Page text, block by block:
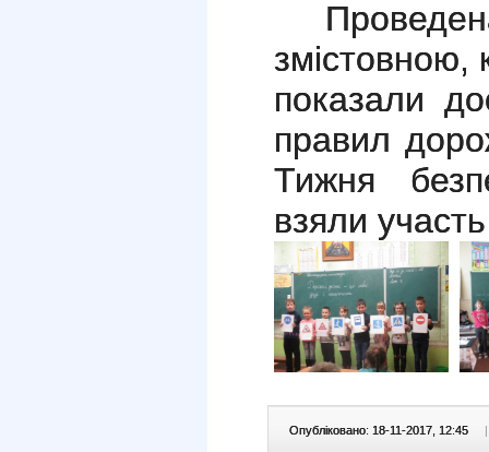
змістовною,
показали
правил
Тижня
взяли
Опубліковано: 18-11-2017, 12:45 |